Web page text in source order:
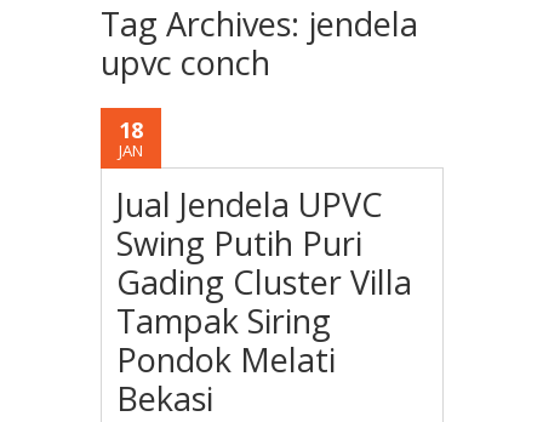
Tag Archives: jendela
upvc conch
18
JAN
Jual Jendela UPVC
Swing Putih Puri
Gading Cluster Villa
Tampak Siring
Pondok Melati
Bekasi